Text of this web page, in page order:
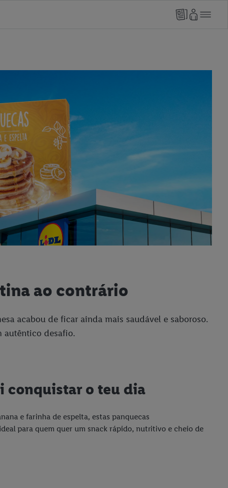
ao contrário
acabou de ficar ainda mais saudável e saboroso.
autêntico desafio.
conquistar o teu dia
e farinha de espelta, estas panquecas
para quem quer um snack rápido, nutritivo e cheio de